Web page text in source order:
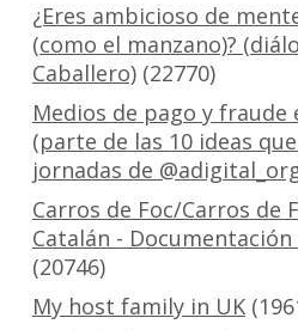
¿Eres ambicioso de
(como el manzano)?
Caballero)(22770)
Medios de pago y fraude
(parte de las 10 ideas
jornadas de
Carros de Foc/Carros de
Catalán -
(20746)
My host family in UK